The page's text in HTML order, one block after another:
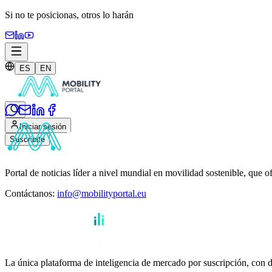
Si no te posicionas, otros lo harán
ES EN
Iniciar sesión
Suscribite
Portal de noticias líder a nivel mundial en movilidad sostenible, que
Contáctanos: info@mobilityportal.eu
La única plataforma de inteligencia de mercado por suscripción, con